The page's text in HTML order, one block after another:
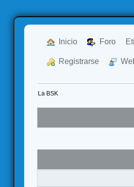
Inicio Foro
Registrarse
La BSK